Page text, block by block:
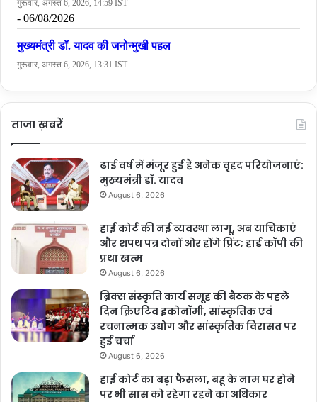
ताजा ख़बरें
ढाई वर्ष में मंजूर हुई हैं अनेक वृहद परियोजनाएं:
मुख्यमंत्री डॉ. यादव
August 6, 2026
हाई कोर्ट की नई व्यवस्था लागू, अब याचिकाएं
और शपथ पत्र दोनों ओर होंगे प्रिंट; हार्ड कॉपी की
प्रथा खत्म
August 6, 2026
ब्रिक्स संस्कृति कार्य समूह की बैठक के पहले
दिन क्रिएटिव इकोनॉमी, सांस्कृतिक एवं
रचनात्मक उद्योग और सांस्कृतिक विरासत पर
हुई चर्चा
August 6, 2026
हाई कोर्ट का बड़ा फैसला, बहू के नाम घर होने
पर भी सास को रहेगा रहने का अधिकार